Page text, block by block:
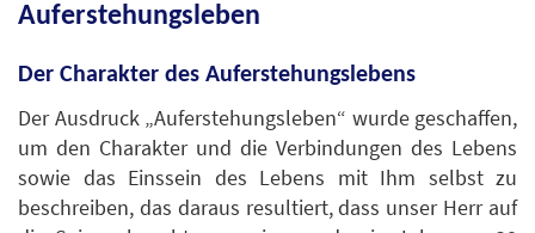
Auferstehungsleben
Der Charakter des Auferstehungslebens
Der Ausdruck „Auferstehungsleben“ wurde geschaffen,
um den Charakter und die Verbindungen des Lebens
sowie das Einssein des Lebens mit Ihm selbst zu
beschreiben, das daraus resultiert, dass unser Herr auf